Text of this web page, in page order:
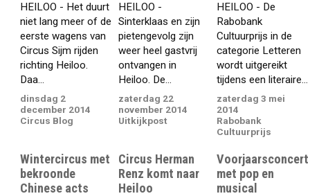
HEILOO - Het duurt
niet lang meer of de
eerste wagens van
Circus Sijm rijden
richting Heiloo.
Daa...
dinsdag 2
december 2014
Circus Blog
HEILOO -
Sinterklaas en zijn
pietengevolg zijn
weer heel gastvrij
ontvangen in
Heiloo. De...
zaterdag 22
november 2014
Uitkijkpost
HEILOO - De
Rabobank
Cultuurprijs in de
categorie Letteren
wordt uitgereikt
tijdens een literaire...
zaterdag 3 mei
2014
Rabobank
Cultuurprijs
Wintercircus met
bekroonde
Chinese acts
Circus Herman
Renz komt naar
Heiloo
Voorjaarsconcert
met pop en
musical